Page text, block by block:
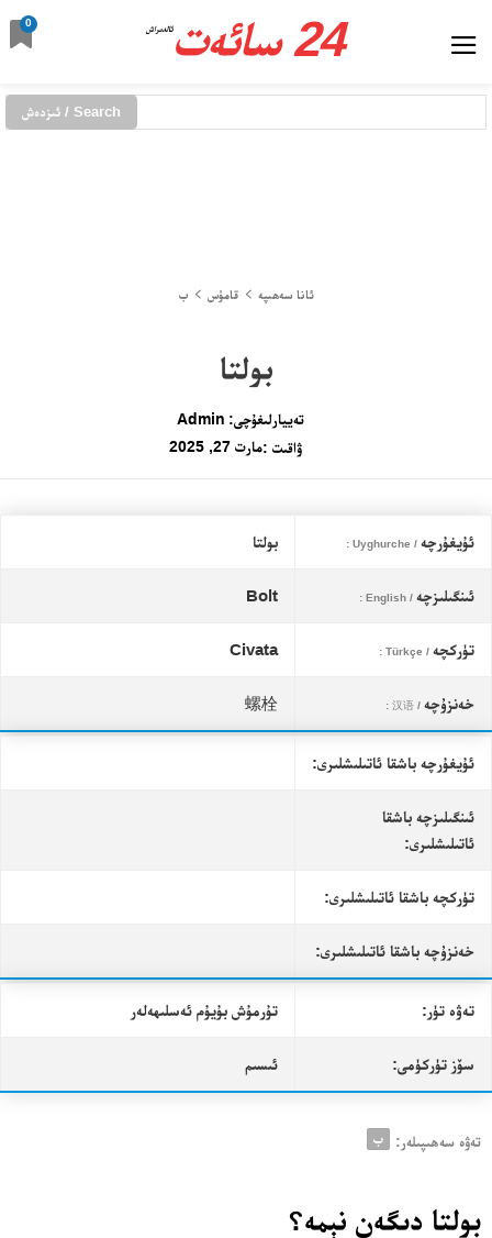
24 سائەت ئالدىراش
0
Search / ئىزدەش
ئانا سەھىپە قامۇس ب
بولتا
تەييارلىغۇچى: Admin
ۋاقىت :مارت 27, 2025
ئۇيغۇرچە / Uyghurche : بولتا
ئىنگىلىزچە / English :
Bolt
تۈركچە / Türkçe :
Civata
خەنزۇچە / 汉语 :
螺栓
ئۇيغۇرچە باشقا ئاتىلىشلىرى:
ئىنگىلىزچە باشقا
ئاتىلىشلىرى:
تۈركچە باشقا ئاتىلىشلىرى:
خەنزۇچە باشقا ئاتىلىشلىرى:
تەۋە تۈر: تۇرمۇش بۇيۇم ئەسلىھەلەر
سۆز تۈركۈمى: ئىسىم
تەۋە سەھىپىلەر: ب
بولتا دىگەن نېمە؟